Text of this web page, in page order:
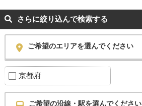
さらに絞り込んで検索する
ご希望のエリアを選んでください
京都府
ご希望の沿線・駅を選んでください